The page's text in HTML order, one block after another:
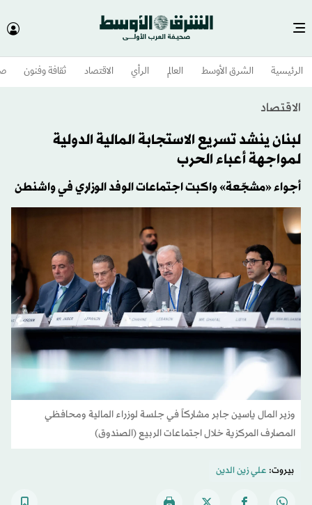
الرئيسية الشرق الأوسط​ العالم الرأي الاقتصاد ثقافة وفنون
الاقتصاد
لبنان ينشد تسريع الاستجابة المالية الدولية
لمواجهة أعباء الحرب
أجواء «مشجّعة» واكبت اجتماعات الوفد الوزاري في واشنطن
وزير المال ياسين جابر مشاركاً في جلسة لوزراء المالية ومحافظي
المصارف المركزية خلال اجتماعات الربيع (الصندوق)
بيروت: علي زين الدين